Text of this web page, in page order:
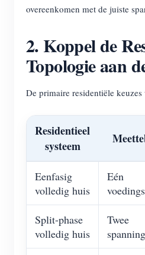
overeenkomen met de juiste
2. Koppel de
Topologie aan
De primaire residentiële
Residentieel
systeem
Eenfasig
volledig huis
Eén
Split-phase
volledig huis
Twee